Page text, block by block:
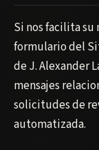
Si nos facilita
formulario del
de J. Alexander
mensajes
solicitudes de
automatizada.